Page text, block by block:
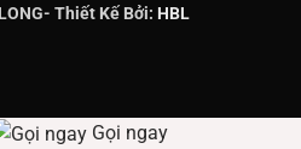
Thiết Kế Bởi: HBL
Gọi ngay